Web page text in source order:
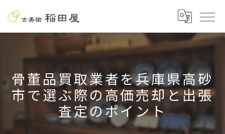
骨董品買取業者を兵庫県高砂
市で選ぶ際の高価売却と出張
査定のポイント